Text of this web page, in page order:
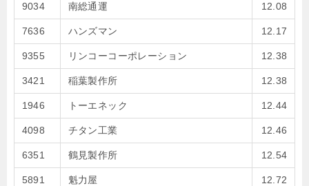
9034 南総通運 12.08
7636 ハンズマン 12.17
9355 リンコーコーポレーション 12.38
3421 稲葉製作所 12.38
1946 トーエネック 12.44
4098 チタン工業 12.46
6351 鶴見製作所 12.54
5891 魁力屋 12.72